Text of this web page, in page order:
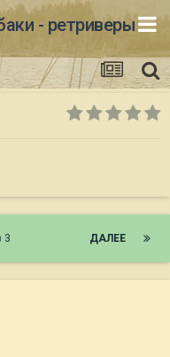
- ретриверы
ДАЛЕЕ
3